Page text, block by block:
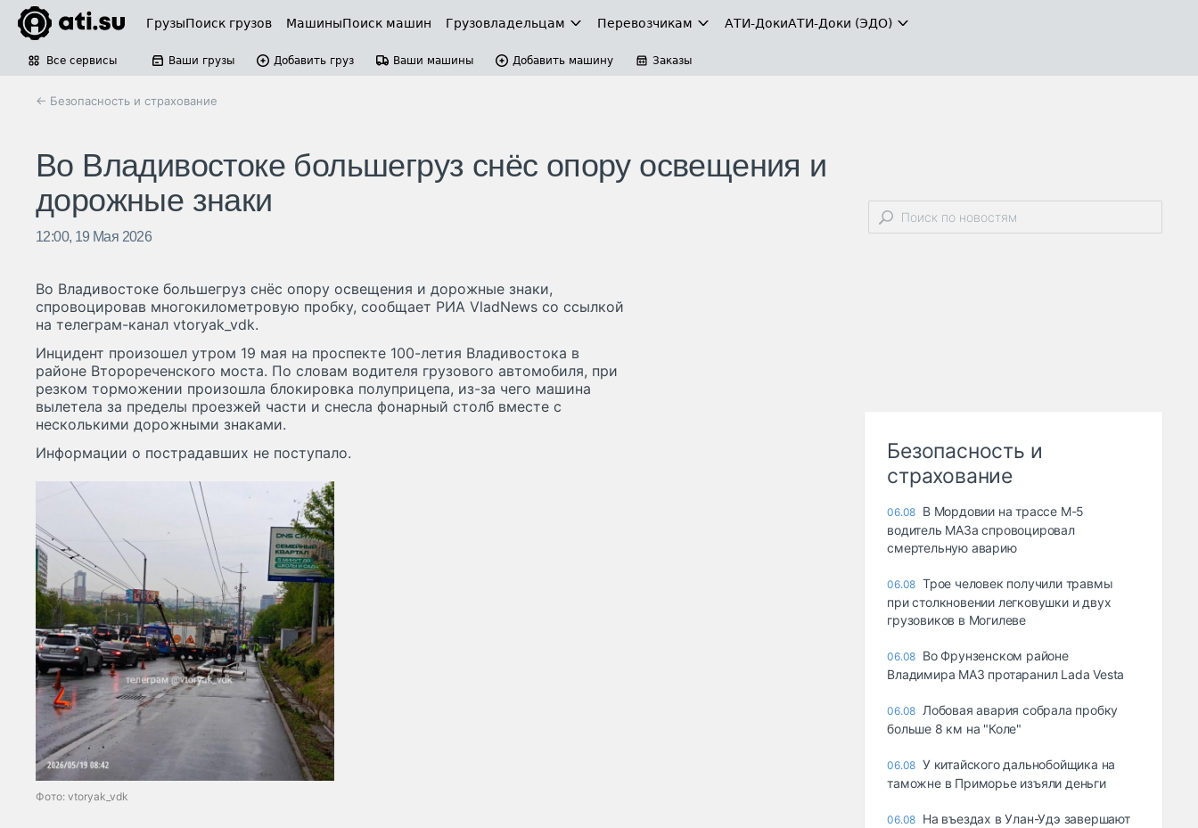
ГрузыПоиск грузов МашиныПоиск машин Грузовладельцам Перевозчикам АТИ-ДокиАТИ-Доки (ЭДО)
Все сервисы Ваши грузы Добавить груз Ваши машины Добавить машину Заказы
← Безопасность и страхование
Во Владивостоке большегруз снёс опору освещения и
дорожные знаки
12:00, 19 Мая 2026
Во Владивостоке большегруз снёс опору освещения и дорожные знаки,
спровоцировав многокилометровую пробку, сообщает РИА VladNews со ссылкой
на телеграм-канал vtoryak_vdk.
Инцидент произошел утром 19 мая на проспекте 100-летия Владивостока в
районе Второреченского моста. По словам водителя грузового автомобиля, при
резком торможении произошла блокировка полуприцепа, из-за чего машина
вылетела за пределы проезжей части и снесла фонарный столб вместе с
несколькими дорожными знаками.
Информации о пострадавших не поступало.
Фото: vtoryak_vdk
Безопасность и
страхование
06.08 В Мордовии на трассе М-5
водитель МАЗа спровоцировал
смертельную аварию
06.08 Трое человек получили травмы
при столкновении легковушки и двух
грузовиков в Могилеве
06.08 Во Фрунзенском районе
Владимира МАЗ протаранил Lada Vesta
06.08 Лобовая авария собрала пробку
больше 8 км на "Коле"
06.08 У китайского дальнобойщика на
таможне в Приморье изъяли деньги
06.08 Ha въeздax в Улaн-Удэ зaвepшaют